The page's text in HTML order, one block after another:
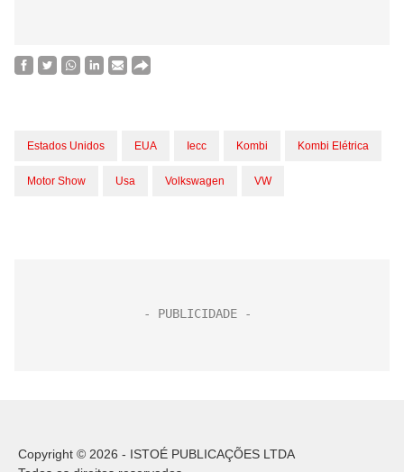
Estados Unidos EUA Iecc Kombi Kombi Elétrica
Motor Show Usa Volkswagen VW
Copyright © 2026 - ISTOÉ PUBLICAÇÕES LTDA